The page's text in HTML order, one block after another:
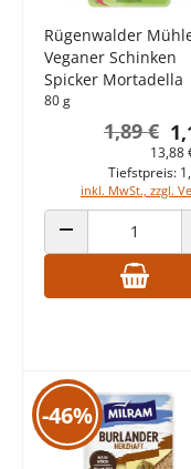
Rügenwalder
Veganer Schinken
Spicker Mortadella
80 g
1,89 €
13,88
inkl. MwSt., zzgl.
Tiefstpreis:
ANZAHL
-46%